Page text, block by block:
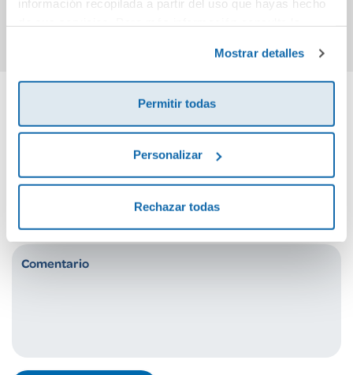
información recopilada a partir del uso que hayas hecho
Mostrar detalles
Permitir todas
Personalizar
Rechazar todas
Comprar Comprar
Cuéntanos tu opinión
¡Sé el primero en valorar este producto!